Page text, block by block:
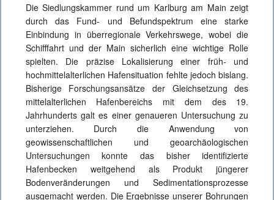
Die Siedlungskammer rund um Karlburg am Main zeigt
durch das Fund- und Befundspektrum eine starke
Einbindung in überregionale Verkehrswege, wobei die
Schifffahrt und der Main sicherlich eine wichtige Rolle
spielten. Die präzise Lokalisierung einer früh- und
hochmittelalterlichen Hafensituation fehlte jedoch bislang.
Bisherige Forschungsansätze der Gleichsetzung des
mittelalterlichen Hafenbereichs mit dem des 19.
Jahrhunderts galt es einer genaueren Untersuchung zu
unterziehen. Durch die Anwendung von
geowissenschaftlichen und geoarchäologischen
Untersuchungen konnte das bisher identifizierte
Hafenbecken weitgehend als Produkt jüngerer
Bodenveränderungen und Sedimentationsprozesse
ausgemacht werden. Die Ergebnisse unserer Bohrungen